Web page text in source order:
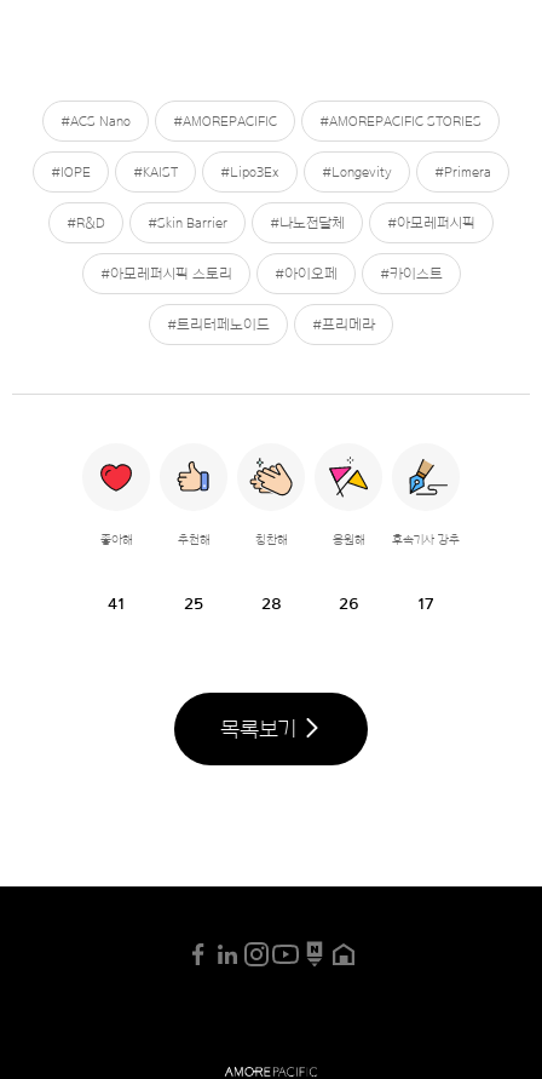
#ACS Nano #AMOREPACIFIC #AMOREPACIFIC STORIES
#IOPE #KAIST #Lipo3Ex #Longevity #Primera
#R&D #Skin Barrier #나노전달체 #아모레퍼시픽
#아모레퍼시픽 스토리 #아이오페 #카이스트
#트리터페노이드 #프리메라
좋아해
41
추천해
25
칭찬해
28
응원해
26
후속기사 강추
17
목록보기